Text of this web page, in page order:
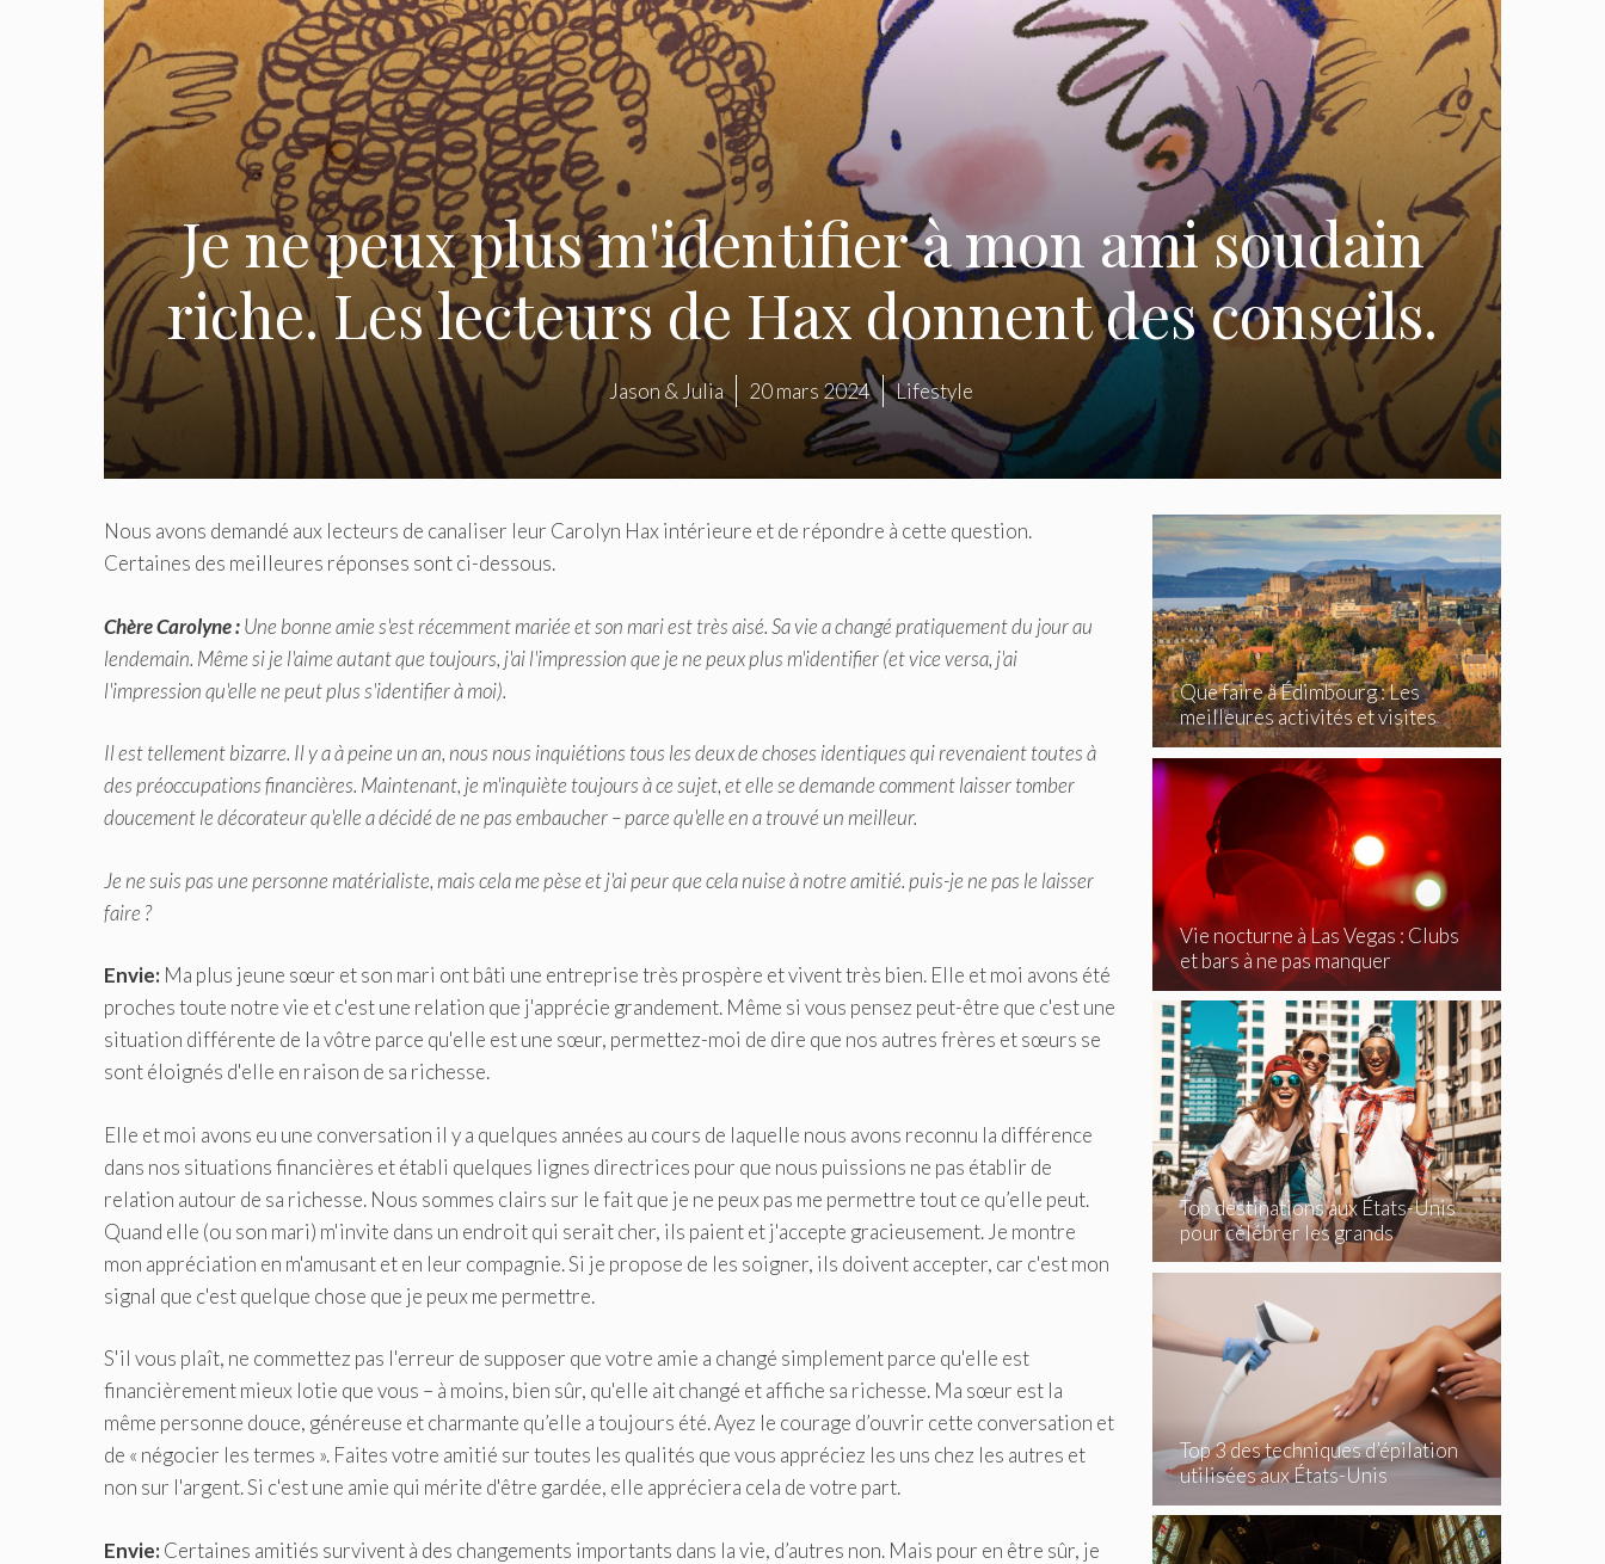
Je ne peux plus m'identifier à mon ami soudain
riche. Les lecteurs de Hax donnent des conseils.
Jason & Julia 20 mars 2024 Lifestyle
Nous avons demandé aux lecteurs de canaliser leur Carolyn Hax intérieure et de répondre à cette question.
Certaines des meilleures réponses sont ci-dessous.
Chère Carolyne :Une bonne amie s'est récemment mariée et son mari est très aisé. Sa vie a changé pratiquement du jour au
lendemain. Même si je l'aime autant que toujours, j'ai l'impression que je ne peux plus m'identifier (et vice versa, j'ai
l'impression qu'elle ne peut plus s'identifier à moi).
Il est tellement bizarre. Il y a à peine un an, nous nous inquiétions tous les deux de choses identiques qui revenaient toutes à
des préoccupations financières. Maintenant, je m'inquiète toujours à ce sujet, et elle se demande comment laisser tomber
doucement le décorateur qu'elle a décidé de ne pas embaucher – parce qu'elle en a trouvé un meilleur.
Je ne suis pas une personne matérialiste, mais cela me pèse et j'ai peur que cela nuise à notre amitié. puis-je ne pas le laisser
faire ?
Envie: Ma plus jeune sœur et son mari ont bâti une entreprise très prospère et vivent très bien. Elle et moi avons été
proches toute notre vie et c'est une relation que j'apprécie grandement. Même si vous pensez peut-être que c'est une
situation différente de la vôtre parce qu'elle est une sœur, permettez-moi de dire que nos autres frères et sœurs se
sont éloignés d'elle en raison de sa richesse.
Elle et moi avons eu une conversation il y a quelques années au cours de laquelle nous avons reconnu la différence
dans nos situations financières et établi quelques lignes directrices pour que nous puissions ne pas établir de
relation autour de sa richesse. Nous sommes clairs sur le fait que je ne peux pas me permettre tout ce qu’elle peut.
Quand elle (ou son mari) m'invite dans un endroit qui serait cher, ils paient et j'accepte gracieusement. Je montre
mon appréciation en m'amusant et en leur compagnie. Si je propose de les soigner, ils doivent accepter, car c'est mon
signal que c'est quelque chose que je peux me permettre.
S'il vous plaît, ne commettez pas l'erreur de supposer que votre amie a changé simplement parce qu'elle est
financièrement mieux lotie que vous – à moins, bien sûr, qu'elle ait changé et affiche sa richesse. Ma sœur est la
même personne douce, généreuse et charmante qu’elle a toujours été. Ayez le courage d’ouvrir cette conversation et
de « négocier les termes ». Faites votre amitié sur toutes les qualités que vous appréciez les uns chez les autres et
non sur l'argent. Si c'est une amie qui mérite d'être gardée, elle appréciera cela de votre part.
Envie:Certaines amitiés survivent à des changements importants dans la vie, d’autres non. Mais pour en être sûr, je
Que faire à Édimbourg : Les
meilleures activités et visites
incontournables
Vie nocturne à Las Vegas : Clubs
et bars à ne pas manquer
Top destinations aux États-Unis
pour célébrer les grands
événements
Top 3 des techniques d’épilation
utilisées aux États-Unis